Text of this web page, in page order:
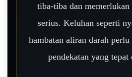
tiba-tiba dan memerlukan
serius. Keluhan seperti
hambatan aliran darah
pendekatan yang tepat